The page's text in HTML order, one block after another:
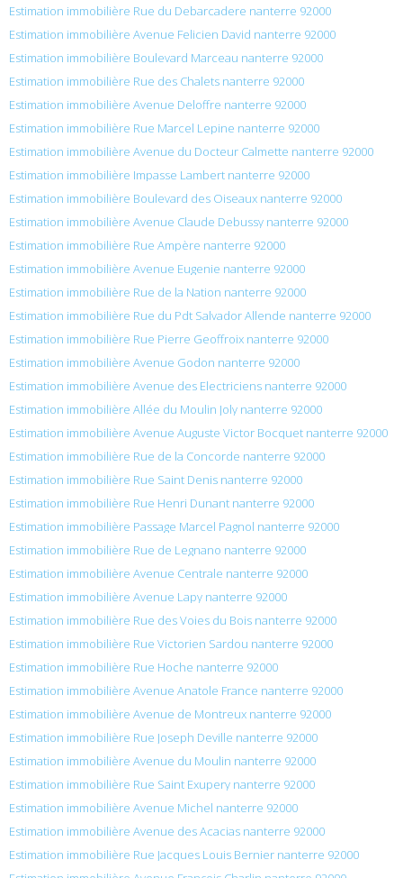
Estimation immobilière Rue du Debarcadere nanterre 92000
Estimation immobilière Avenue Felicien David nanterre 92000
Estimation immobilière Boulevard Marceau nanterre 92000
Estimation immobilière Rue des Chalets nanterre 92000
Estimation immobilière Avenue Deloffre nanterre 92000
Estimation immobilière Rue Marcel Lepine nanterre 92000
Estimation immobilière Avenue du Docteur Calmette nanterre 92000
Estimation immobilière Impasse Lambert nanterre 92000
Estimation immobilière Boulevard des Oiseaux nanterre 92000
Estimation immobilière Avenue Claude Debussy nanterre 92000
Estimation immobilière Rue Ampère nanterre 92000
Estimation immobilière Avenue Eugenie nanterre 92000
Estimation immobilière Rue de la Nation nanterre 92000
Estimation immobilière Rue du Pdt Salvador Allende nanterre 92000
Estimation immobilière Rue Pierre Geoffroix nanterre 92000
Estimation immobilière Avenue Godon nanterre 92000
Estimation immobilière Avenue des Electriciens nanterre 92000
Estimation immobilière Allée du Moulin Joly nanterre 92000
Estimation immobilière Avenue Auguste Victor Bocquet nanterre 92000
Estimation immobilière Rue de la Concorde nanterre 92000
Estimation immobilière Rue Saint Denis nanterre 92000
Estimation immobilière Rue Henri Dunant nanterre 92000
Estimation immobilière Passage Marcel Pagnol nanterre 92000
Estimation immobilière Rue de Legnano nanterre 92000
Estimation immobilière Avenue Centrale nanterre 92000
Estimation immobilière Avenue Lapy nanterre 92000
Estimation immobilière Rue des Voies du Bois nanterre 92000
Estimation immobilière Rue Victorien Sardou nanterre 92000
Estimation immobilière Rue Hoche nanterre 92000
Estimation immobilière Avenue Anatole France nanterre 92000
Estimation immobilière Avenue de Montreux nanterre 92000
Estimation immobilière Rue Joseph Deville nanterre 92000
Estimation immobilière Avenue du Moulin nanterre 92000
Estimation immobilière Rue Saint Exupery nanterre 92000
Estimation immobilière Avenue Michel nanterre 92000
Estimation immobilière Avenue des Acacias nanterre 92000
Estimation immobilière Rue Jacques Louis Bernier nanterre 92000